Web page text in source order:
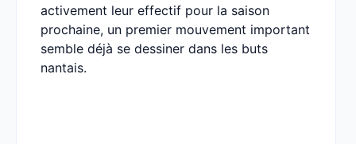
activement leur effectif pour la saison
prochaine, un premier mouvement important
semble déjà se dessiner dans les buts
nantais.